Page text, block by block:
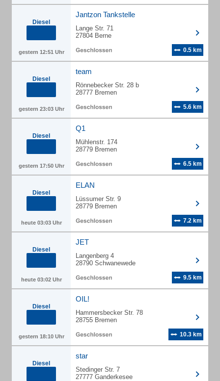
Diesel
gestern 12:51 Uhr
Jantzon Tankstelle
Lange Str. 71
27804 Berne
0.5 km
Diesel
gestern 23:03 Uhr
team
Rönnebecker Str. 28 b
28777 Bremen
5.6 km
Diesel
gestern 17:50 Uhr
Q1
Mühlenstr. 174
28779 Bremen
6.5 km
Diesel
heute 03:03 Uhr
ELAN
Lüssumer Str. 9
28779 Bremen
7.2 km
Diesel
heute 03:02 Uhr
JET
Langenberg 4
28790 Schwanewede
9.5 km
Diesel
gestern 18:10 Uhr
OIL!
Hammersbecker Str. 78
28755 Bremen
10.3 km
Diesel
star
Stedinger Str. 7
27777 Ganderkesee